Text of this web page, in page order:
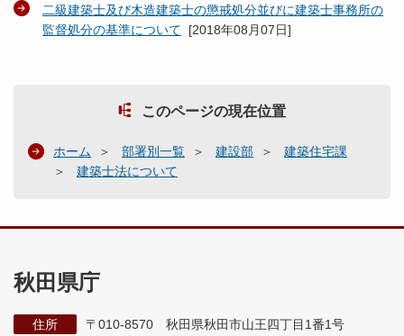
二級建築士及び木造建築士の懲戒処分並びに建築士事務所の
監督処分の基準について [2018年08月07日]
このページの現在位置
ホーム 部署別一覧 建設部
建築住宅課
建築士法について
秋田県庁
住所
〒010-8570 秋田県秋田市山王四丁目1番1号